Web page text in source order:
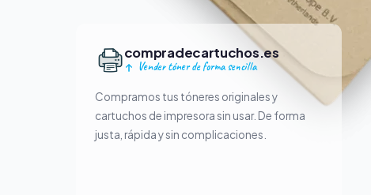
compradecartuchos.es
Vender tóner de forma sencilla
Compramos tus tóneres originales y
cartuchos de impresora sin usar. De forma
justa, rápida y sin complicaciones.